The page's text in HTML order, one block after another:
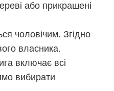
або прикрашені
чоловічим. Згідно
власника.
включає всі
вибирати